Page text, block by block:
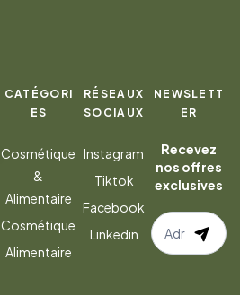
CATÉGORI
ES
Cosmétique
&
Alimentaire
Cosmétique
Alimentaire
RÉSEAUX
SOCIAUX
Instagram
Tiktok
Facebook
Linkedin
NEWSLETT
ER
Recevez
nos offres
exclusives
S’abonner
à